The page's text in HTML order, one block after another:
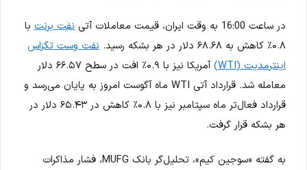
در ساعت 16:00 به وقت ایران، قیمت معاملات آتی نفت برنت با
۰.۸٪ کاهش به ۶۸.۶۸ دلار در هر بشکه رسید.
نفت وست تگزاس
اینترمدیت (WTI)
آمریکا نیز با ۰.۹٪ افت در سطح ۶۶.۵۷ دلار
معامله شد. قرارداد آتی WTI ماه آگوست امروز به پایان می‌رسد و
قرارداد فعال‌تر ماه سپتامبر نیز با ۰.۸٪ کاهش در ۶۵.۴۳ دلار در
هر بشکه قرار گرفت.
به گفته «سوجین کیم»، تحلیل‌گر بانک MUFG، فشار مذاکرات